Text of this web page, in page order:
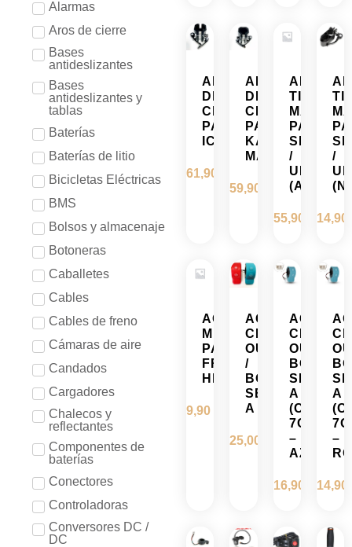
Alarmas
Aros de cierre
Bases
antideslizantes
Bases
antideslizantes y
tablas
Baterías
Baterías de litio
Bicicletas Eléctricas
BMS
Bolsos y almacenaje
Botoneras
Caballetes
Cables
Cables de freno
Cámaras de aire
Candados
Cargadores
Chalecos y
reflectantes
Componentes de
baterías
Conectores
Controladoras
Conversores DC /
DC
ABRAZADERA
DE
CIERRE
PARA
ICE
61,90
ABRAZADERA
DE
CIERRE
PARA
KAABO
MANTIS
59,90
TIJA
MÁSTIL
PARA
/
(AZUL)
55,90
/
14,90
ACEITE
MINERAL
PARA
FRENOS
HIDRÁULICOS
9,90
ACELERADOR
CECOTEC
OUTSIDER
/
BONGO
SERIE
A
25,00
BONGO
SERIE
A
(CABLE
7CM)
–
AZUL
16,90
A
–
14,90